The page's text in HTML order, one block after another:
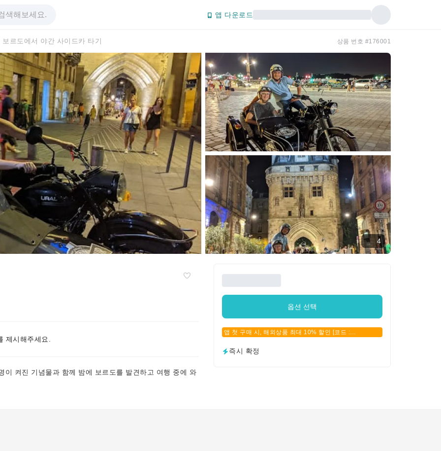
앱 다운로드
보르도에서 야간 사이드카 타기 상품 번호 #176001
4
제시해주세요.
이 켜진 기념물과 함께 밤에 보르도를 발견하고 여행 중에 와
옵션 선택
앱 첫 구매 시, 해외상품 최대 10% 할인 [코드 :
즉시 확정